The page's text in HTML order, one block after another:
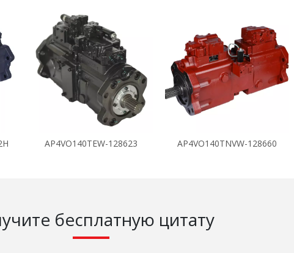
AP4VO140TEW-128623 AP4VO140TNVW-128660
бесплатную цитату